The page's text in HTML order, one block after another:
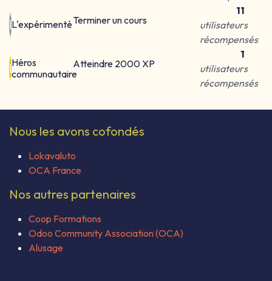
L'expérimentéTerminer un cours
11
utilisateurs
récompensés
Héros
communautaire
Atteindre 2000 XP
1
utilisateurs
récompensés
Nous les avons cofondés
Lokavaluto
OCA France
Nos autres partenaires
Coop Formations
Odoo Community Association (OCA)
Alusage